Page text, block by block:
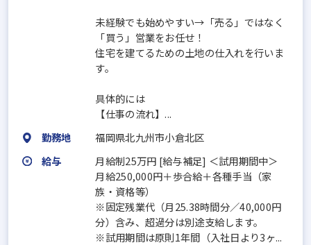
未経験でも始めやすい→「売る」ではなく
「買う」営業をお任せ！
住宅を建てるための土地の仕入れを行いま
す。
具体的には
【仕事の流れ】...
勤務地
福岡県北九州市小倉北区
給与
月給制25万円 [給与補足] ＜試用期間中＞
月給250,000円＋歩合給＋各種手当（家
族・資格等）
※固定残業代（月25.38時間分／40,000円
分）含み、超過分は別途支給します。
※試用期間は原則1年間（入社日より3ヶ...